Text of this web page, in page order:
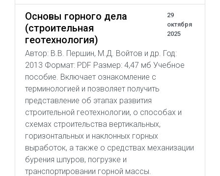
Основы горного дела
(строительная
геотехнология)
29
октября
2025
Автор: В.В. Першин, М.Д. Войтов и др. Год:
2013 Формат: PDF Размер: 4,47 мб Учебное
пособие. Включает ознакомление с
терминологией и позволяет получить
представление об этапах развития
строительной геотехнологии, о способах и
схемах строительства вертикальных,
горизонтальных и наклонных горных
выработок, а также о средствах механизации
бурения шпуров, погрузке и
транспортировании горной массы.